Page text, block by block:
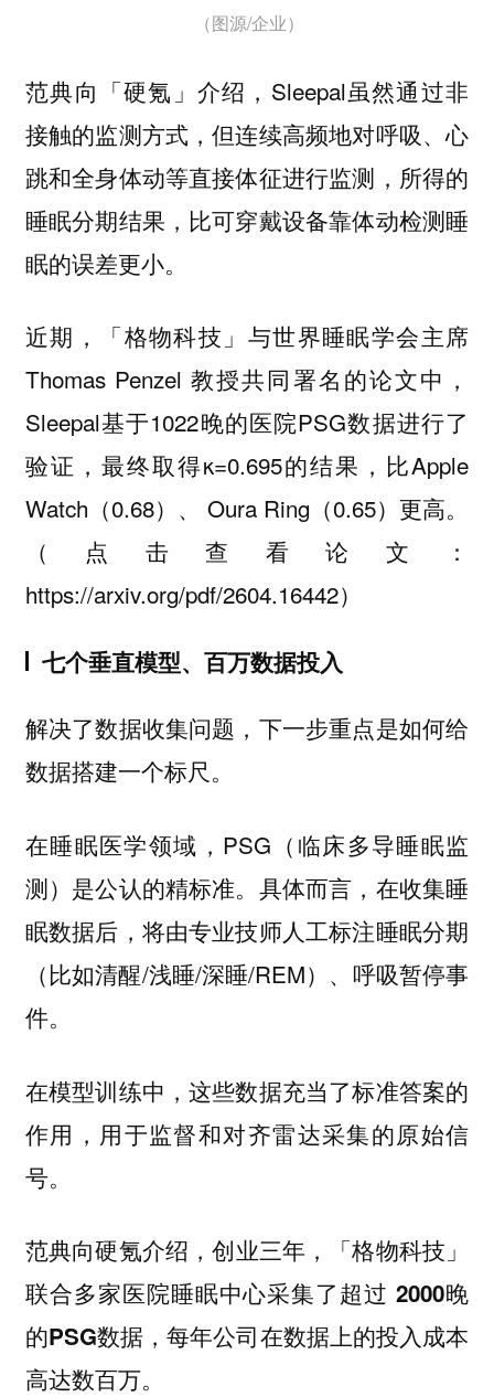
（图源/企业）
范典向「硬氪」介绍，Sleepal虽然通过非
接触的监测方式，但连续高频地对呼吸、心
跳和全身体动等直接体征进行监测，所得的
睡眠分期结果，比可穿戴设备靠体动检测睡
眠的误差更小。
近期，「格物科技」与世界睡眠学会主席
Thomas Penzel 教授共同署名的论文中，
Sleepal基于1022晚的医院PSG数据进行了
验证，最终取得κ=0.695的结果，比Apple
Watch（0.68）、 Oura Ring（0.65）更高。
（点击查看论文：
https://arxiv.org/pdf/2604.16442）
七个垂直模型、百万数据投入
解决了数据收集问题，下一步重点是如何给
数据搭建一个标尺。
在睡眠医学领域，PSG（临床多导睡眠监
测）是公认的精标准。具体而言，在收集睡
眠数据后，将由专业技师人工标注睡眠分期
（比如清醒/浅睡/深睡/REM）、呼吸暂停事
件。
在模型训练中，这些数据充当了标准答案的
作用 ，用于监督和对齐雷达采集的原始信
号。
范典向硬氪介绍，创业三年，「格物科技」
联合多家医院睡眠中心采集了超过 2000晚
的PSG数据，每年公司在数据上的投入成本
高达数百万。